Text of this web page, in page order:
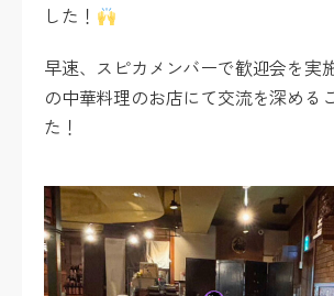
した！
早速、スピカメンバーで歓迎会を実
の中華料理のお店にて交流を深める
た！